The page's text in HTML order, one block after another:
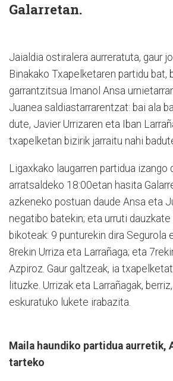
Galarretan.
Jaialdia ostiralera aurreratuta, gaur
Binakako Txapelketaren partidu bat,
garrantzitsua Imanol Ansa
Juanea saldiastarrarentzat: bai ala
dute, Javier Urrizaren eta Iban
txapelketan bizirik jarraitu nahi
Ligaxkako laugarren partidua izango
arratsaldeko 18:00etan hasita
azkeneko postuan daude Ansa eta
negatibo batekin; eta urruti
bikoteak: 9 punturekin dira Segurola
8rekin Urriza eta Larrañaga; eta
Azpiroz. Gaur galtzeak, ia
lituzke. Urrizak eta Larrañagak,
eskuratuko lukete irabazita.
Maila haundiko partidua aurretik,
tarteko